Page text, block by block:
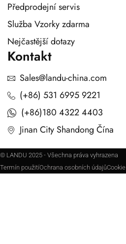
Předprodejní servis
Služba Vzorky zdarma
Nejčastější dotazy
Kontakt
Sales@landu-china.com
(+86) 531 6995 9221
(+86)180 4322 4403
Jinan City Shandong Čína
© LANDU 2025 - Všechna práva vyhrazena
Termín použitíOchrana osobních údajůCookie